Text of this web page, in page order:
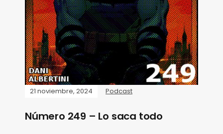
21 noviembre, 2024 Podcast
Número 249 – Lo saca todo